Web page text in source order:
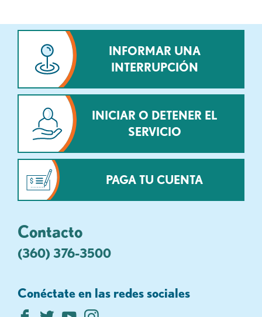
INFORMAR UNA
INTERRUPCIÓN
INICIAR O DETENER EL
SERVICIO
PAGA TU CUENTA
Contacto
(360) 376-3500
Conéctate en las redes sociales